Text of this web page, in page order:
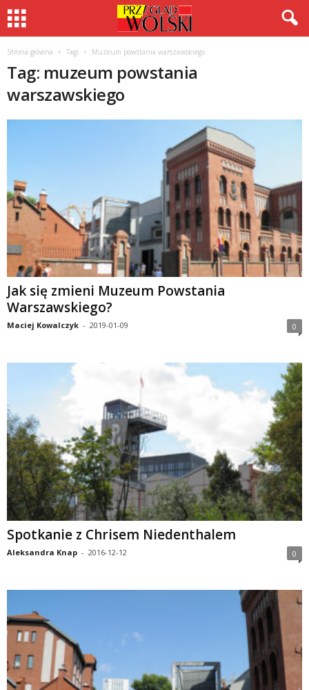
Strona główna Tagi Muzeum powstania warszawskiego
Tag: muzeum powstania
warszawskiego
Jak się zmieni Muzeum Powstania
Warszawskiego?
Maciej Kowalczyk - 2019-01-09 0
Spotkanie z Chrisem Niedenthalem
Aleksandra Knap - 2016-12-12 0